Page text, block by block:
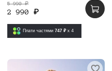
5 990 ₽
2 990 ₽
Плати частями 747 ₽ x 4